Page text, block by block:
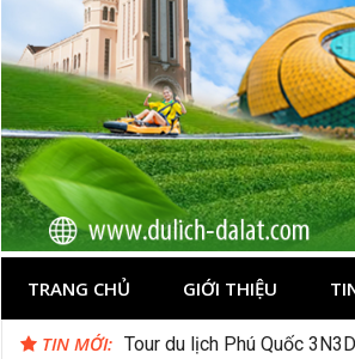
Du lịch Đà
TRANG CHỦ GIỚI THIỆU
TIN MỚI: Tour du lịch Phú Quốc